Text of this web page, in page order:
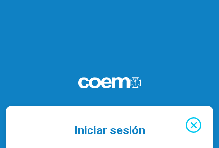
Iniciar sesión